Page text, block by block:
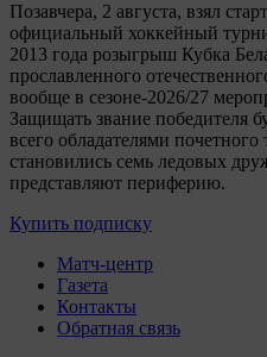
Позавчера, 2 августа, взял
официальный хоккейный
2013 года розыгрыш Кубка
прославленного
вообще в сезоне-2026/27
Защищать звание победителя
всего обладателями почетного
становились семь ледовых
представляют периферию.
Купить подписку
Матч-центр
Газета
Контакты
Обратная связь